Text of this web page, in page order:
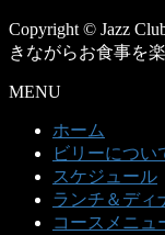
Copyright © Jazz
きながらお食事を
MENU
ホーム
ビリーについ
スケジュール
ランチ＆ディ
コースメニュ